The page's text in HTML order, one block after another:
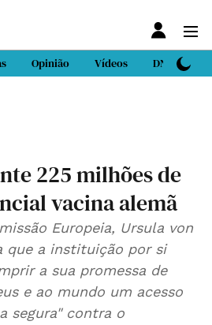
Opinião Vídeos DN Sport
225 milhões de
vacina alemã
Europeia, Ursula von
que a instituição por si
a sua promessa de
e ao mundo um acesso
segura" contra o